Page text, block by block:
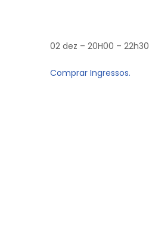
02 dez – 20H00 – 22h30
Comprar Ingressos.